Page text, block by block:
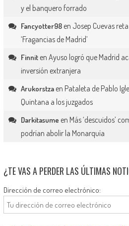
y el banquero forrado
Fancyotter98en Josep Cuevas
‘Fragancias de Madrid’
Finniten Ayuso logró que Madrid
inversión extranjera
Arukorstzaen Pataleta de Pablo
Quintana a los juzgados
Darkitasume en Más ‘descuidos’
podrían abolir la Monarquía
¿TE VAS A PERDER LAS ÚLTIMAS
Dirección de correo electrónico: